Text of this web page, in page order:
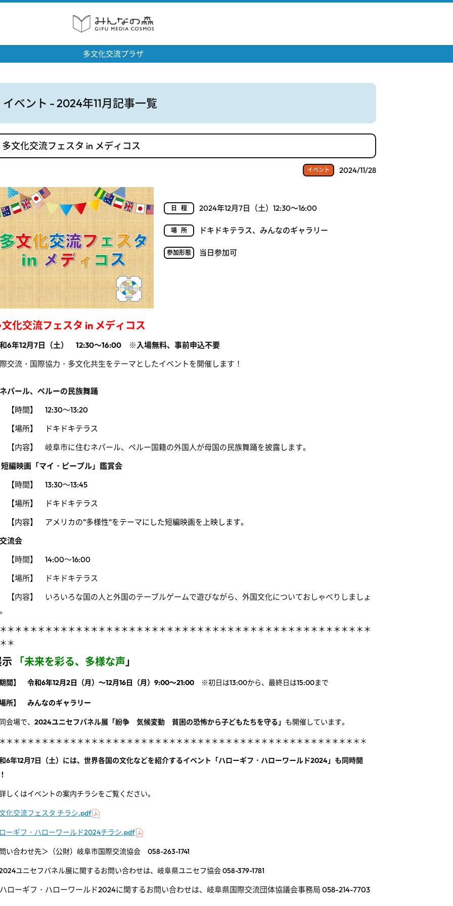
多文化交流プラザ
イベント - 2024年11月記事一覧
多文化交流フェスタ in メディコス
イベント 2024/11/28
日程 2024年12月7日（土）12:30～16:00
場所 ドキドキテラス、みんなのギャラリー
参加形態 当日参加可
文化交流フェスタ in メディコス
6年12月7日（土） 12:30～16:00 ※入場無料、事前申込不要
交流・国際協力・多文化共生をテーマとしたイベントを開催します！
パール、ペルーの民族舞踊
時間】 12:30～13:20
場所】 ドキドキテラス
内容】 岐阜市に住むネパール、ペルー国籍の外国人が母国の民族舞踊を披露します。
編映画「マイ・ピープル」鑑賞会
時間】 13:30～13:45
場所】 ドキドキテラス
内容】 アメリカの"多様性"をテーマにした短編映画を上映します。
流会
時間】 14:00～16:00
場所】 ドキドキテラス
内容】 いろいろな国の人と外国のテーブルゲームで遊びながら、外国文化についておしゃべりしましょ
＊＊＊＊＊＊＊＊＊＊＊＊＊＊＊＊＊＊＊＊＊＊＊＊＊＊＊＊＊＊＊＊＊＊＊＊＊＊＊＊＊＊＊＊＊＊＊＊
＊＊
「未来を彩る、多様な声」
期間】 令和6年12月2日（月）～12月16日（月）9:00～21:00 ※初日は13:00から、最終日は15:00まで
場所】 みんなのギャラリー
会場で、 2024ユニセフパネル展「紛争 気候変動 貧困の恐怖から子どもたちを守る」 も開催しています。
＊＊＊＊＊＊＊＊＊＊＊＊＊＊＊＊＊＊＊＊＊＊＊＊＊＊＊＊＊＊＊＊＊＊＊＊＊＊＊＊＊＊＊＊＊＊＊＊＊ ＊＊
6年12月7日（土）には、世界各国の文化などを紹介するイベント「ハローギフ・ハローワールド2024」も同時開
しくはイベントの案内チラシをご覧ください。
化交流フェスタ チラシ.pdf
ーギフ・ハローワールド2024チラシ.pdf
い合わせ先＞ （公財）岐阜市国際交流協会 058-263-1741
ユニセフパネル展に関するお問い合わせは、岐阜県ユニセフ協会 058-379-1781
ローギフ・ハローワールド2024に関するお問い合わせは、岐阜県国際交流団体協議会事務局 058-214-7703